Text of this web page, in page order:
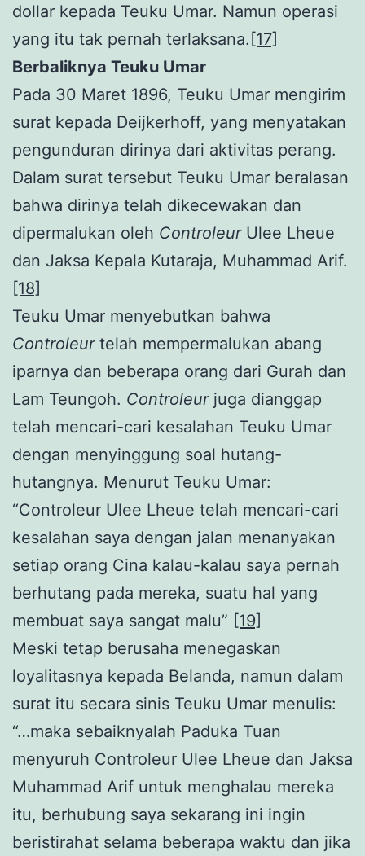
dollar kepada Teuku Umar. Namun operasi
yang itu tak pernah terlaksana. [17]
Berbaliknya Teuku Umar
Pada 30 Maret 1896, Teuku Umar mengirim
surat kepada Deijkerhoff, yang menyatakan
pengunduran dirinya dari aktivitas perang.
Dalam surat tersebut Teuku Umar beralasan
bahwa dirinya telah dikecewakan dan
dipermalukan oleh ControleurUlee Lheue
dan Jaksa Kepala Kutaraja, Muhammad Arif.
[18]
Teuku Umar menyebutkan bahwa
Controleurtelah mempermalukan abang
iparnya dan beberapa orang dari Gurah dan
Lam Teungoh. Controleurjuga dianggap
telah mencari-cari kesalahan Teuku Umar
dengan menyinggung soal hutang-
hutangnya. Menurut Teuku Umar:
“Controleur Ulee Lheue telah mencari-cari
kesalahan saya dengan jalan menanyakan
setiap orang Cina kalau-kalau saya pernah
berhutang pada mereka, suatu hal yang
membuat saya sangat malu” [19]
Meski tetap berusaha menegaskan
loyalitasnya kepada Belanda, namun dalam
surat itu secara sinis Teuku Umar menulis:
“…maka sebaiknyalah Paduka Tuan
menyuruh Controleur Ulee Lheue dan Jaksa
Muhammad Arif untuk menghalau mereka
itu, berhubung saya sekarang ini ingin
beristirahat selama beberapa waktu dan jika